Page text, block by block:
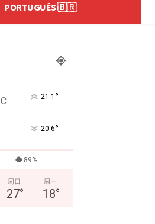
PORTUGUÊS 🇧🇷
C 21.1 °
20.6°
89%
周日
27°
周一
18°